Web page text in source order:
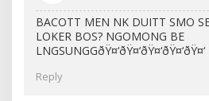
BACOTT MEN NK DUITT SMO
LOKER BOS? NGOMONG BE
LNGSUNGGðŸ¤‘ðŸ¤‘ðŸ¤‘ðŸ¤‘ðŸ¤‘
Reply